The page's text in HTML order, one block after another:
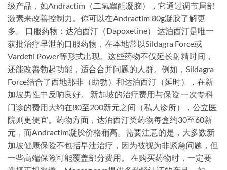
级产品，如Andractim（二氢睾酮凝胶），它通过调节局部
激素来改善控制力。你可以在Andractim 80g凝胶了解更
多。 口服药物：达泊西汀（Dapoxetine） 达泊西汀是唯一
获批治疗早泄的口服药物，在本地常以Sildagra Force或
Vardefil Power等形式出现。这些药物不仅延长射精时间，
还能改善勃起功能，适合合并问题的人群。例如，Sildagra
Force结合了西地那非（助勃）和达泊西汀（延时），在新
加坡男性中反响良好。 新加坡的治疗费用与保险 一次专科
门诊的费用大约在80至200新元之间（私人诊所），公立医
院则更便宜。药物方面，达泊西汀类药物每盒约30至60新
元，而Andractim凝胶价格稍高。需要注意的是，大多数新
加坡健康保险不包括早泄治疗，因为被视为非紧急问题，但
一些高端保险可能覆盖部分费用。 在购买药物时，一定要